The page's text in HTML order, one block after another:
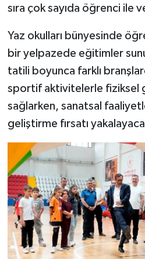
sıra çok sayıda öğrenci ile
Yaz okulları bünyesinde
bir yelpazede eğitimler
tatili boyunca farklı
sportif aktivitelerle fiziksel
sağlarken, sanatsal
geliştirme fırsatı